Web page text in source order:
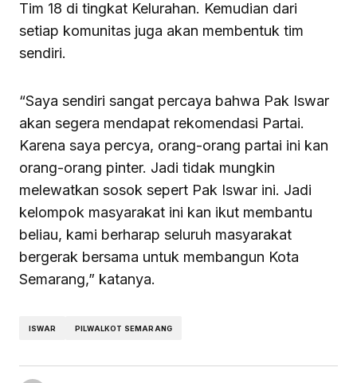
Tim 18 di tingkat Kelurahan. Kemudian dari
setiap komunitas juga akan membentuk tim
sendiri.
“Saya sendiri sangat percaya bahwa Pak Iswar
akan segera mendapat rekomendasi Partai.
Karena saya percya, orang-orang partai ini kan
orang-orang pinter. Jadi tidak mungkin
melewatkan sosok sepert Pak Iswar ini. Jadi
kelompok masyarakat ini kan ikut membantu
beliau, kami berharap seluruh masyarakat
bergerak bersama untuk membangun Kota
Semarang,” katanya.
ISWAR PILWALKOT SEMARANG